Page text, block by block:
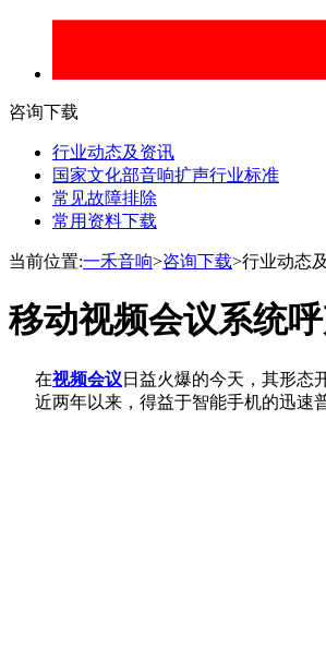
咨询下载
行业动态及资讯
国家文化部音响扩声行业标准
常见故障排除
常用资料下载
当前位置:一禾音响>咨询下载>行业动态
移动视频会议系统
在视频会议 日益火爆的今天，其形态
近两年以来，得益于智能手机的迅速普